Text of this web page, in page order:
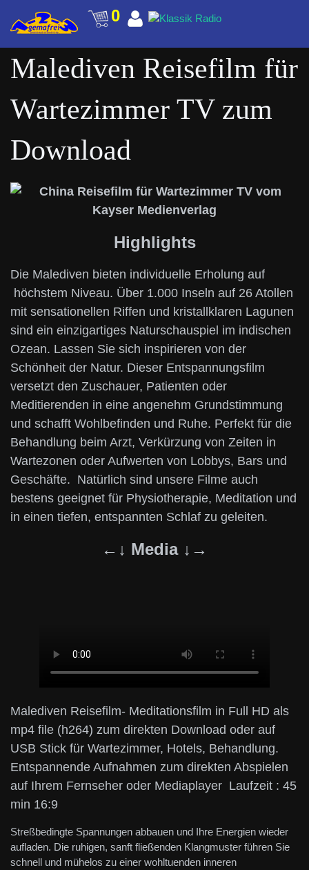
0
Malediven Reisefilm für
Wartezimmer TV zum
Download
Highlights
Die Malediven bieten individuelle Erholung auf
höchstem Niveau. Über 1.000 Inseln auf 26 Atollen
mit sensationellen Riffen und kristallklaren Lagunen
sind ein einzigartiges Naturschauspiel im indischen
Ozean. Lassen Sie sich inspirieren von der
Schönheit der Natur. Dieser Entspannungsfilm
versetzt den Zuschauer, Patienten oder
Meditierenden in eine angenehm Grundstimmung
und schafft Wohlbefinden und Ruhe. Perfekt für die
Behandlung beim Arzt, Verkürzung von Zeiten in
Wartezonen oder Aufwerten von Lobbys, Bars und
Geschäfte. Natürlich sind unsere Filme auch
bestens geeignet für Physiotherapie, Meditation und
in einen tiefen, entspannten Schlaf zu geleiten.
←↓ Media ↓→
Malediven Reisefilm- Meditationsfilm in Full HD als
mp4 file (h264) zum direkten Download oder auf
USB Stick für Wartezimmer, Hotels, Behandlung.
Entspannende Aufnahmen zum direkten Abspielen
auf Ihrem Fernseher oder Mediaplayer Laufzeit : 45
min 16:9
Streßbedingte Spannungen abbauen und Ihre Energien wieder
aufladen. Die ruhigen, sanft fließenden Klangmuster führen Sie
schnell und mühelos zu einer wohltuenden inneren